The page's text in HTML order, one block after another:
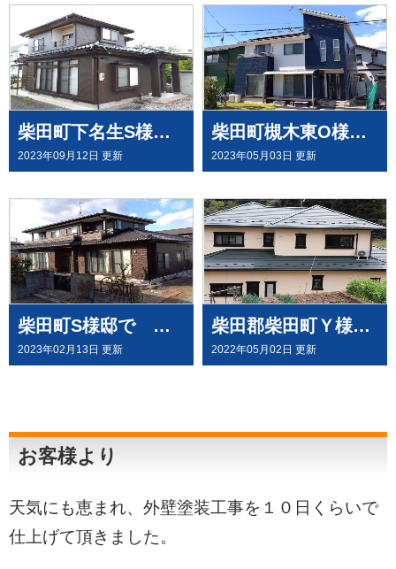
柴田町下名生S様邸で 外壁塗装工事させて頂きました
2023年09月12日 更新
柴田町槻木東O様邸で 外壁塗装工事させて頂きました
2023年05月03日 更新
柴田町S様邸で 屋根塗装工事させて頂きました
2023年02月13日 更新
柴田郡柴田町Ｙ様邸で 屋根重ね貼 外壁塗装工事させて頂きした
2022年05月02日 更新
お客様より
天気にも恵まれ、外壁塗装工事を１０日くらいで
仕上げて頂きました。